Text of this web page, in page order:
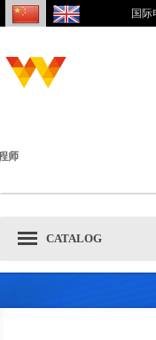
国际
师
CATALOG